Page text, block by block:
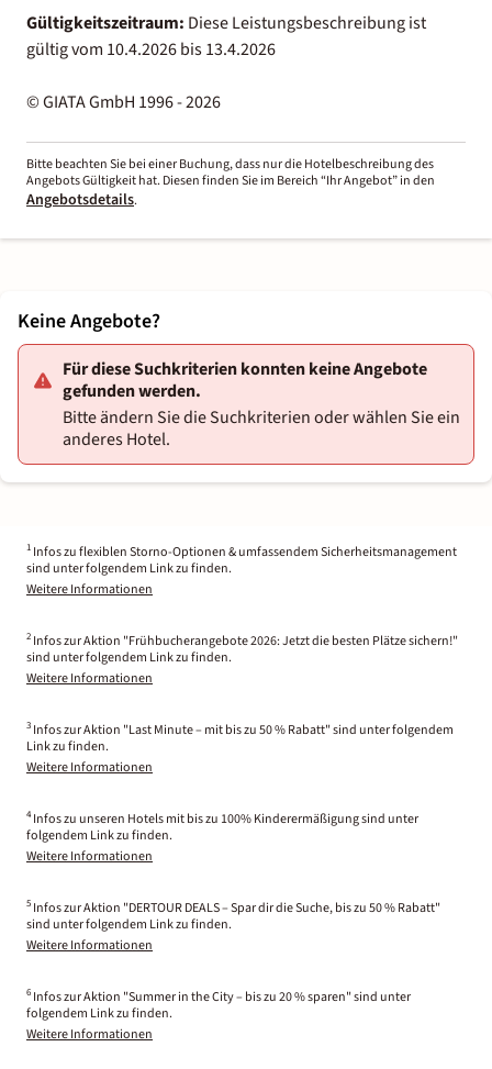
Gültigkeitszeitraum: Diese Leistungsbeschreibung ist
gültig vom 10.4.2026 bis 13.4.2026
© GIATA GmbH 1996 - 2026
Bitte beachten Sie bei einer Buchung, dass nur die Hotelbeschreibung des
Angebots Gültigkeit hat. Diesen finden Sie im Bereich “Ihr Angebot” in den
Angebotsdetails.
Keine Angebote?
Für diese Suchkriterien konnten keine Angebote
gefunden werden.
Bitte ändern Sie die Suchkriterien oder wählen Sie ein
anderes Hotel.
1 Infos zu flexiblen Storno-Optionen & umfassendem Sicherheitsmanagement
sind unter folgendem Link zu finden.
Weitere Informationen
2 Infos zur Aktion "Frühbucherangebote 2026: Jetzt die besten Plätze sichern!"
sind unter folgendem Link zu finden.
Weitere Informationen
3 Infos zur Aktion "Last Minute – mit bis zu 50 % Rabatt" sind unter folgendem
Link zu finden.
Weitere Informationen
4 Infos zu unseren Hotels mit bis zu 100% Kinderermäßigung sind unter
folgendem Link zu finden.
Weitere Informationen
5 Infos zur Aktion "DERTOUR DEALS – Spar dir die Suche, bis zu 50 % Rabatt"
sind unter folgendem Link zu finden.
Weitere Informationen
6 Infos zur Aktion "Summer in the City – bis zu 20 % sparen" sind unter
folgendem Link zu finden.
Weitere Informationen